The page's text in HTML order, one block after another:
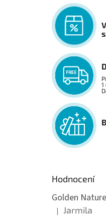
1
Hodnocení
Hodnocení
| Jarmila